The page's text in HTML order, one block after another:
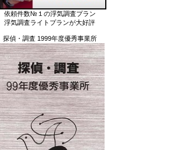
依頼件数№１の浮気調査プラン
浮気調査ライトプランが大好評
探偵・調査 1999年度優秀事業所